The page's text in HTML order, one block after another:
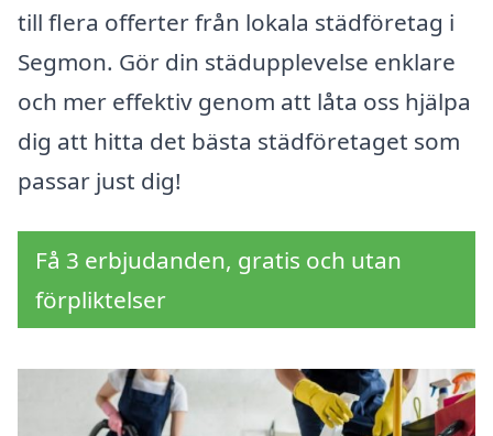
till flera offerter från lokala städföretag i
Segmon. Gör din städupplevelse enklare
och mer effektiv genom att låta oss hjälpa
dig att hitta det bästa städföretaget som
passar just dig!
Få 3 erbjudanden, gratis och utan
förpliktelser